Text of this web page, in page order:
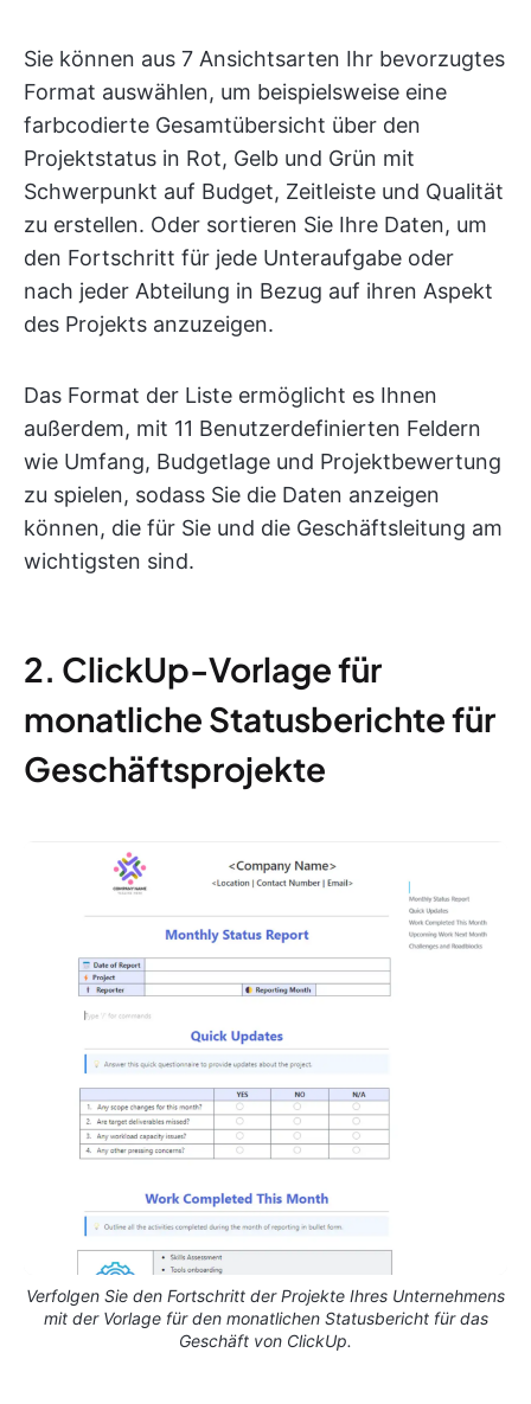
Sie können aus 7 Ansichtsarten Ihr bevorzugtes
Format auswählen, um beispielsweise eine
farbcodierte Gesamtübersicht über den
Projektstatus in Rot, Gelb und Grün mit
Schwerpunkt auf Budget, Zeitleiste und Qualität
zu erstellen. Oder sortieren Sie Ihre Daten, um
den Fortschritt für jede Unteraufgabe oder
nach jeder Abteilung in Bezug auf ihren Aspekt
des Projekts anzuzeigen.
Das Format der Liste ermöglicht es Ihnen
außerdem, mit 11 Benutzerdefinierten Feldern
wie Umfang, Budgetlage und Projektbewertung
zu spielen, sodass Sie die Daten anzeigen
können, die für Sie und die Geschäftsleitung am
wichtigsten sind.
2. ClickUp-Vorlage für
monatliche Statusberichte für
Geschäftsprojekte
Verfolgen Sie den Fortschritt der Projekte Ihres Unternehmens
mit der Vorlage für den monatlichen Statusbericht für das
Geschäft von ClickUp.